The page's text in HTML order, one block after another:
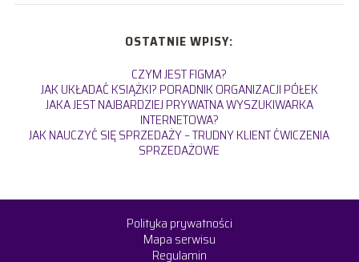
OSTATNIE WPISY:
CZYM JEST FIGMA?
JAK UKŁADAĆ KSIĄŻKI? PORADNIK ORGANIZACJI PÓŁEK
JAKA JEST NAJBARDZIEJ PRYWATNA WYSZUKIWARKA
INTERNETOWA?
JAK NAUCZYĆ SIĘ SPRZEDAŻY – TRUDNY KLIENT ĆWICZENIA
SPRZEDAŻOWE
Polityka prywatności
Mapa serwisu
Regulamin